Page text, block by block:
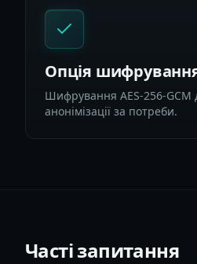
Опція
Шифрування AES-256-GCM
анонімізації за потреби.
Часті запитання